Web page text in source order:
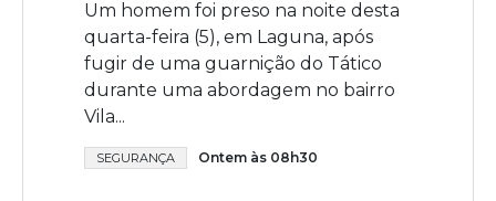
Um homem foi preso na noite desta
quarta-feira (5), em Laguna, após
fugir de uma guarnição do Tático
durante uma abordagem no bairro
Vila...
SEGURANÇA Ontem às 08h30